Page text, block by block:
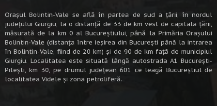
Oraşul Bolintin-Vale se află în partea de sud a ţării, în nordul
judeţului Giurgiu, la o distanţă de 33 de km vest de capitala țării,
măsurată de la km 0 al Bucureștiului, până la Primăria Orașului
Bolintin-Vale (distanța între ieșirea din București până la intrarea
în Bolintin-Vale, fiind de 20 km) şi de 90 de km faţă de municipiul
Giurgiu. Localitatea este situată lângă autostrada A1 Bucureşti-
Piteşti, km 30, pe drumul judeţean 601 ce leagă Bucureştiul de
localitatea Videle şi zona petroliferă.